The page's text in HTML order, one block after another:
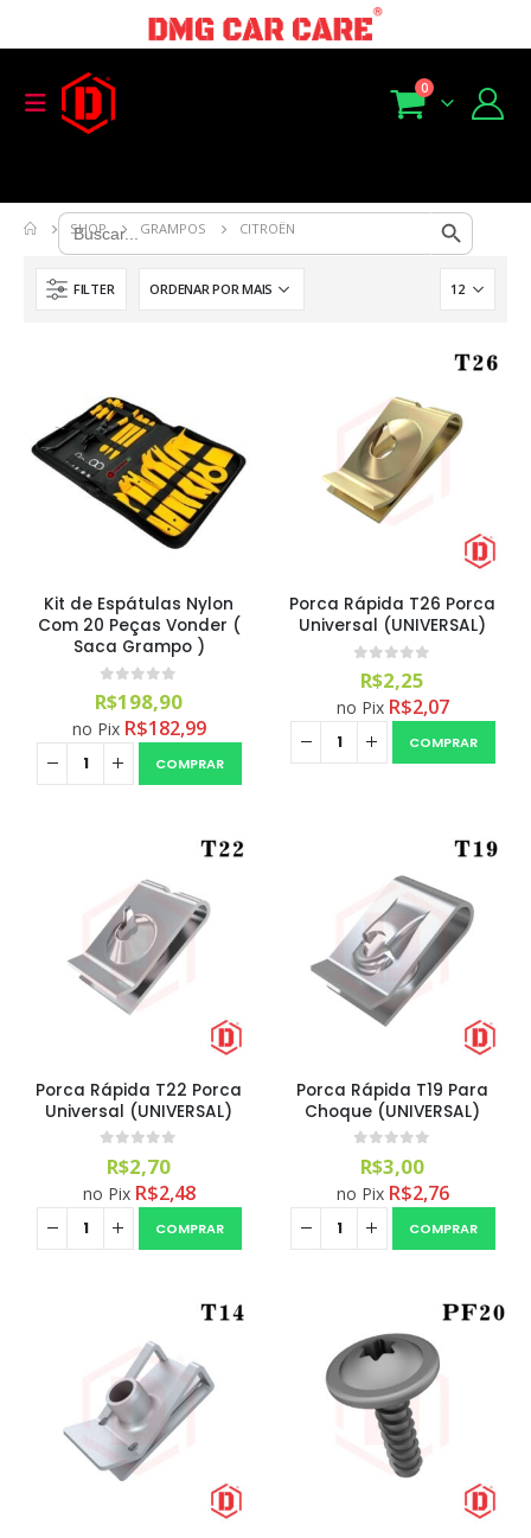
Search
for:
Search Button
0
SHOP GRAMPOS CITROËN
FILTER
Kit de Espátulas Nylon
Com 20 Peças Vonder (
Saca Grampo )
R$198,90
no Pix R$182,99
COMPRAR
Porca Rápida T26 Porca
Universal (UNIVERSAL)
R$2,25
no Pix R$2,07
COMPRAR
Porca Rápida T22 Porca
Universal (UNIVERSAL)
R$2,70
no Pix R$2,48
COMPRAR
Porca Rápida T19 Para
Choque (UNIVERSAL)
R$3,00
no Pix R$2,76
COMPRAR